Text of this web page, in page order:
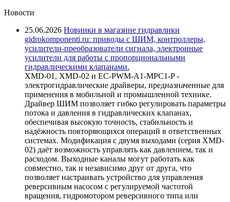
Новости
25.06.2026 Новинки в магазине гидравлики
gidrokomponenti.ru: приводы с ШИМ, контроллеры,
усилители-преобразователи сигнала, электронные
усилители для работы с пропорциональными
гидравлическими клапанами.
XMD-01, XMD-02 и EC-PWM-A1-MPC1-P -
электрогидравлические драйверы, предназначенные для
применения в мобильной и промышленной технике.
Драйвер ШИМ позволяет гибко регулировать параметры
потока и давления в гидравлических клапанах,
обеспечивая высокую точность, стабильность и
надёжность повторяющихся операций в ответственных
системах. Модификация с двумя выходами (серия XMD-
02) даёт возможность управлять как давлением, так и
расходом. Выходные каналы могут работать как
совместно, так и независимо друг от друга, что
позволяет настраивать устройство для управления
реверсивным насосом с регулируемой частотой
вращения, гидромотором реверсивного типа или